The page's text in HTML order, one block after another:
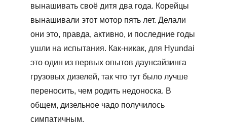
вынашивать своё дитя два года. Корейцы
вынашивали этот мотор пять лет. Делали
они это, правда, активно, и последние годы
ушли на испытания. Как-никак, для Hyundai
это один из первых опытов даунсайзинга
грузовых дизелей, так что тут было лучше
переносить, чем родить недоноска. В
общем, дизельное чадо получилось
симпатичным.